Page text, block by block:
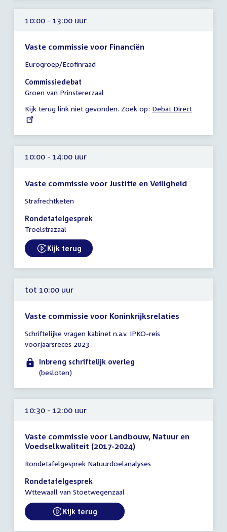
10:00 - 13:00 uur
Vaste commissie voor Financiën
vergadering
10:00
-
uur
Eurogroep/Ecofinraad
Commissiedebat
Groen van Prinstererzaal
Kijk terug link niet gevonden. Zoek op: External
Debat Direct
10:00 - 14:00 uur
Vaste commissie voor Justitie en Veiligheid
vergadering
10:00
-
uur
Strafrechtketen
Rondetafelgesprek
Troelstrazaal
External link:
Kijk terug
tot 10:00 uur
Vaste commissie voor Koninkrijksrelaties
vergadering
tot
10:00
uur
Schriftelijke vragen kabinet n.a.v. IPKO-reis
voorjaarsreces 2023
Inbreng schriftelijk overleg
(besloten)
10:30 - 12:00 uur
Vaste commissie voor Landbouw, Natuur en
Voedselkwaliteit (2017-2024)
vergadering
10:30
-
uur
Rondetafelgesprek Natuurdoelanalyses
Rondetafelgesprek
Wttewaall van Stoetwegenzaal
External link:
Kijk terug